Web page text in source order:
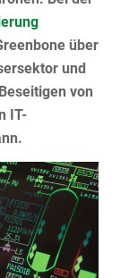
über
und
von
IT-